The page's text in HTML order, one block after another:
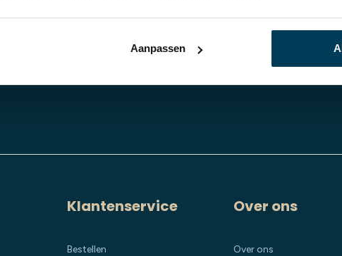
Aanpassen
Klantenservice
Bestellen
Over ons
Over ons